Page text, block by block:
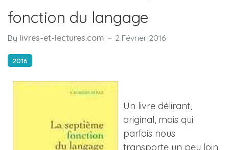
fonction du langage
By livres-et-lectures.com 2 Février 2016
2016
Un livre délirant,
original, mais qui
parfois nous
transporte un peu loin.